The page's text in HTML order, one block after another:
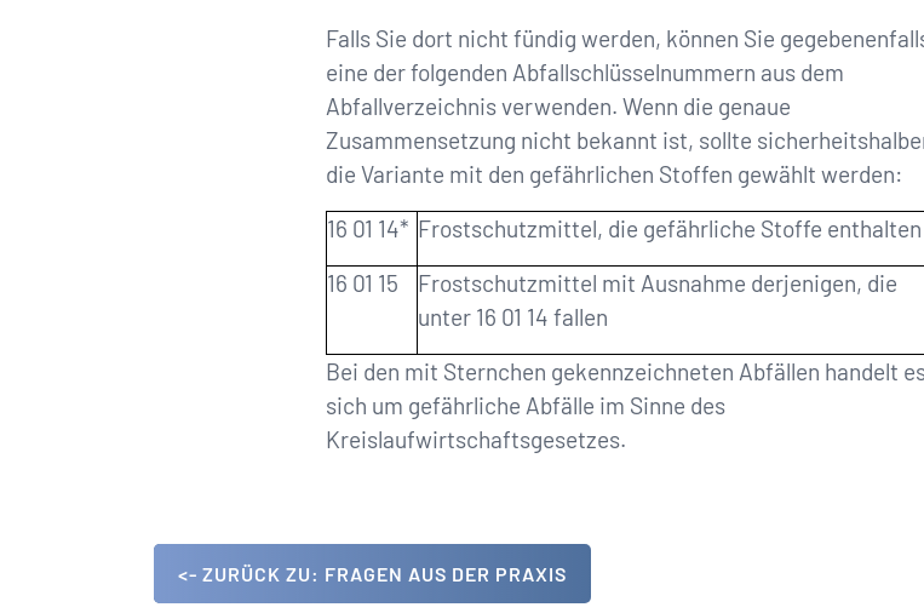
Falls Sie dort nicht fündig werden, können Sie
eine der folgenden Abfallschlüsselnum­mern aus dem
Abfallverzeichnis verwenden. Wenn die genaue
Zusammensetzung nicht bekannt ist, sollte
die Variante mit den gefährlichen Stoffen gewählt werden:
16 01 14* Frostschutzmittel, die gefährliche Stoffe enthalten
16 01 15
Frostschutzmittel mit Ausnahme derjenigen, die
unter 16 01 14 fallen
Bei den mit Sternchen gekennzeichneten Abfällen handelt
sich um gefährliche Abfälle im Sinne des
Kreislaufwirtschaftsgesetzes.
<- ZURÜCK ZU: FRAGEN AUS DER PRAXIS